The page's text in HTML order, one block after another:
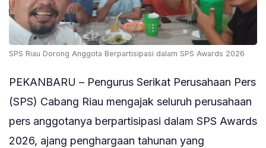
SPS Riau Dorong Anggota Berpartisipasi dalam SPS Awards 2026
PEKANBARU – Pengurus Serikat Perusahaan Pers
(SPS) Cabang Riau mengajak seluruh perusahaan
pers anggotanya berpartisipasi dalam SPS Awards
2026, ajang penghargaan tahunan yang